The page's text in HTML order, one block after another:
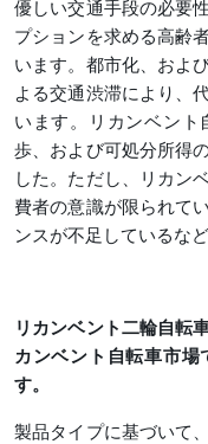
優しい交通手段の必要
プションを求める高齢
います。都市化、およ
よる交通渋滞により、
います。リカンベント
歩、および可処分所得
した。ただし、リカン
費者の意識が限られて
ンスが不足しているな
リカンベント二輪自転
カンベント自転車市場
す。
製品タイプに基づいて